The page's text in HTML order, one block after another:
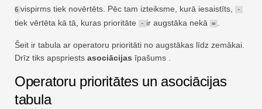
6 vispirms tiek novērtēts. Pēc tam izteiksme, kurā iesaistīts, -
tiek vērtēta kā tā, kuras prioritāte - ir augstāka nekā =
Šeit ir tabula ar operatoru prioritāti no augstākas līdz zemākai.
Drīz tiks apspriests asociācijas īpašums .
Operatoru prioritātes un asociācijas
tabula